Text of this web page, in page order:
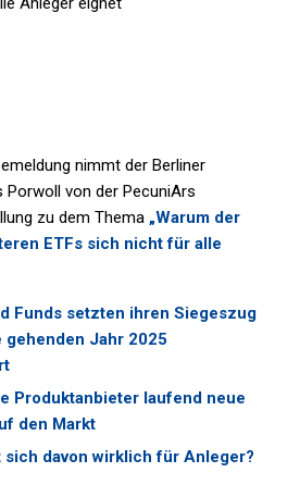
nimmt der Berliner
Porwoll von der PecuniArs
zu dem Thema „Warum der
ETFs sich nicht für alle
Funds setzten ihren Siegeszug
gehenden Jahr 2025
Produktanbieter laufend neue
den Markt
sich davon wirklich für Anleger?